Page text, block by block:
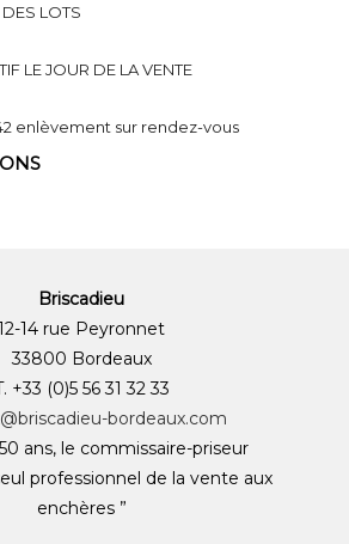
LOTS
LE JOUR DE LA VENTE
enlèvement sur rendez-vous
Briscadieu
14 rue Peyronnet
33800 Bordeaux
+33 (0)5 56 31 32 33
bordeaux.com
ans, le commissaire-priseur
professionnel de la vente aux
enchères ”